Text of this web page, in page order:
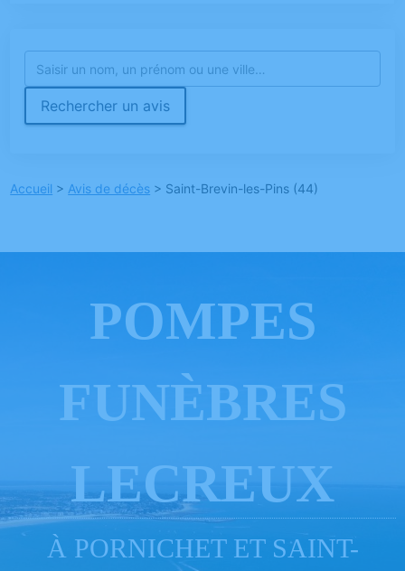
Rechercher un avis
Accueil > Avis de décès > Saint-Brevin-les-Pins (44)
POMPES
FUNÈBRES
LECREUX
À PORNICHET ET SAINT-